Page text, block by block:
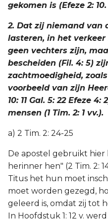
gekomen is (Efeze 2: 10.
2. Dat zij niemand van
lasteren, in het
geen vechters zijn,
bescheiden (Fil. 4: 5)
zachtmoedigheid,
voorbeeld van zijn
10: 11 Gal. 5: 22 Efeze
mensen (1 Tim. 2: 1 vv.).
a) 2 Tim. 2: 24-25
De apostel gebruikt hier
herinner hen" (2 Tim. 2:
Titus het hun moet
moet worden gezegd,
geleerd is, omdat zij tot
In Hoofdstuk 1: 12 v.